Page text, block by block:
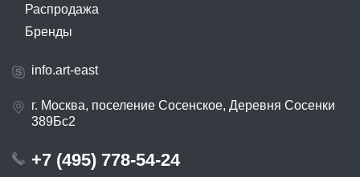
Распродажа
Бренды
info.art-east
г. Москва, поселение Сосенское, Деревня Сосенки
389Бс2
+7 (495) 778-54-24